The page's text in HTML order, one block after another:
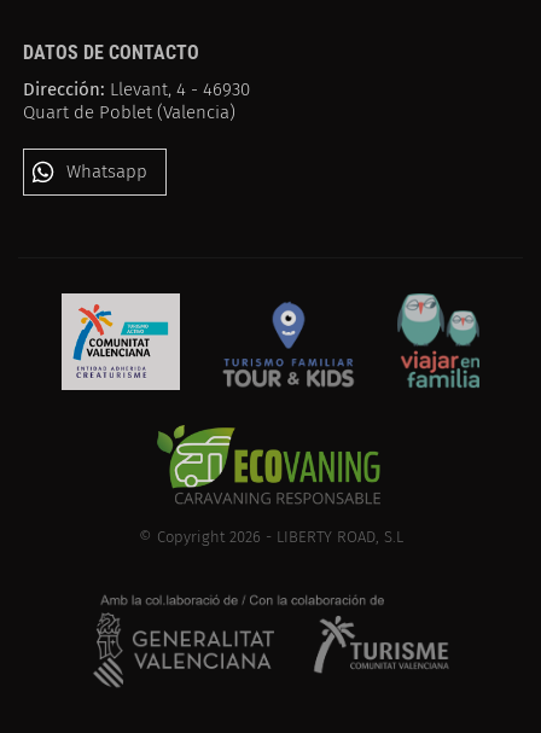
DATOS DE CONTACTO
Dirección: Llevant, 4 - 46930
Quart de Poblet (Valencia)
Whatsapp
© Copyright 2026 - LIBERTY ROAD, S.L